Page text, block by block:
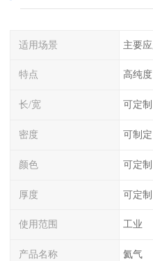
适用场景
特点 高纯度
长/宽 可定制
密度 可制定
颜色 可定制
厚度 可定制
使用范围 工业
产品名称 氦气